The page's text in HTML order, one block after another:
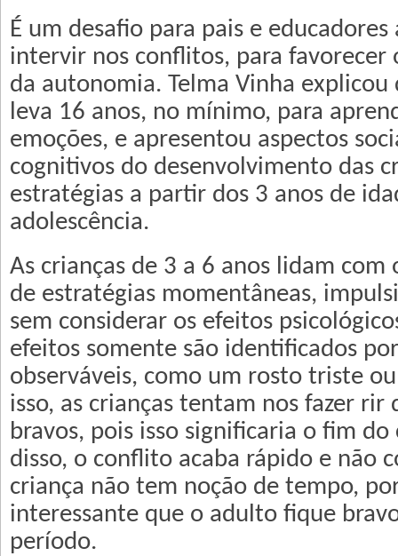
É um desafio para pais e
intervir nos conflitos, para favorecer
da autonomia. Telma Vinha explicou
leva 16 anos, no mínimo, para
emoções, e apresentou aspectos
cognitivos do desenvolvimento das
estratégias a partir dos 3 anos de
adolescência.
As crianças de 3 a 6 anos lidam
de estratégias momentâneas,
sem considerar os efeitos
efeitos somente são identificados
observáveis, como um rosto triste
isso, as crianças tentam nos fazer rir
bravos, pois isso significaria o fim
disso, o conflito acaba rápido e não
criança não tem noção de tempo,
interessante que o adulto fique
período.